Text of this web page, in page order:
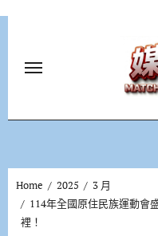
Home 2025
3 月
114年全國原住民族運動會
裡！